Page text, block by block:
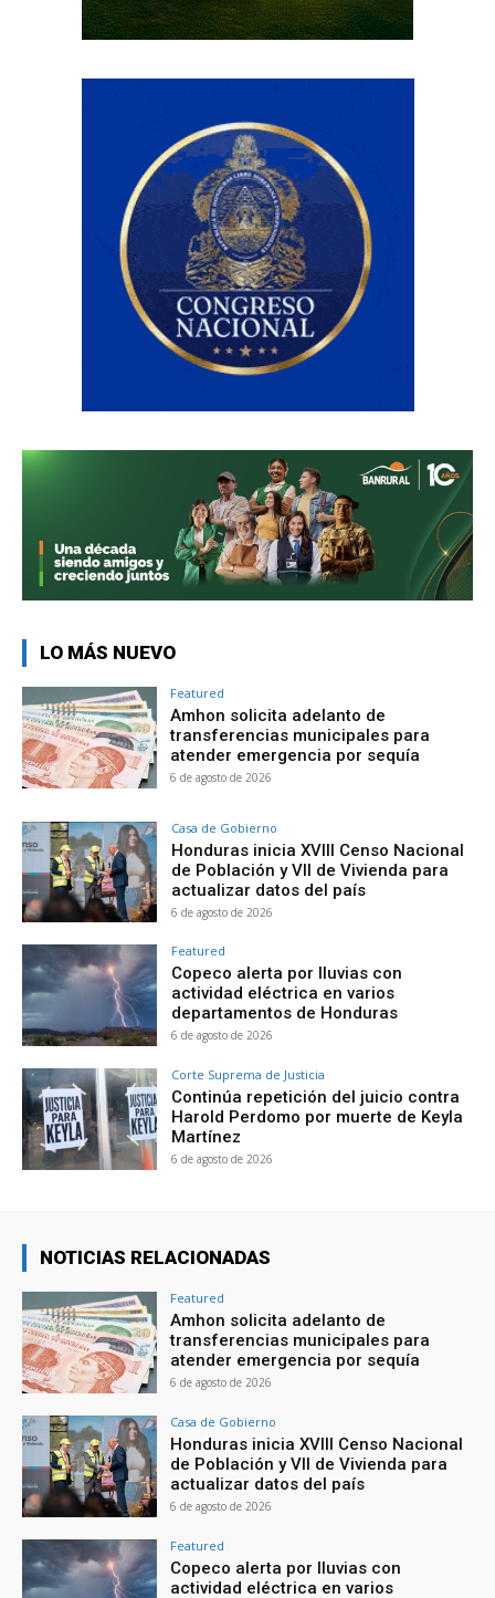
LO MÁS NUEVO
Featured
Amhon solicita adelanto de
transferencias municipales para
atender emergencia por sequía
6 de agosto de 2026
Casa de Gobierno
Honduras inicia XVIII Censo Nacional
de Población y VII de Vivienda para
actualizar datos del país
6 de agosto de 2026
Featured
Copeco alerta por lluvias con
actividad eléctrica en varios
departamentos de Honduras
6 de agosto de 2026
Corte Suprema de Justicia
Continúa repetición del juicio contra
Harold Perdomo por muerte de Keyla
Martínez
6 de agosto de 2026
NOTICIAS RELACIONADAS
Featured
Amhon solicita adelanto de
transferencias municipales para
atender emergencia por sequía
6 de agosto de 2026
Casa de Gobierno
Honduras inicia XVIII Censo Nacional
de Población y VII de Vivienda para
actualizar datos del país
6 de agosto de 2026
Featured
Copeco alerta por lluvias con
actividad eléctrica en varios